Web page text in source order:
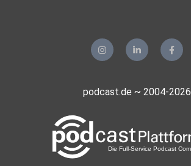
podcast.de ~ 2004-2026